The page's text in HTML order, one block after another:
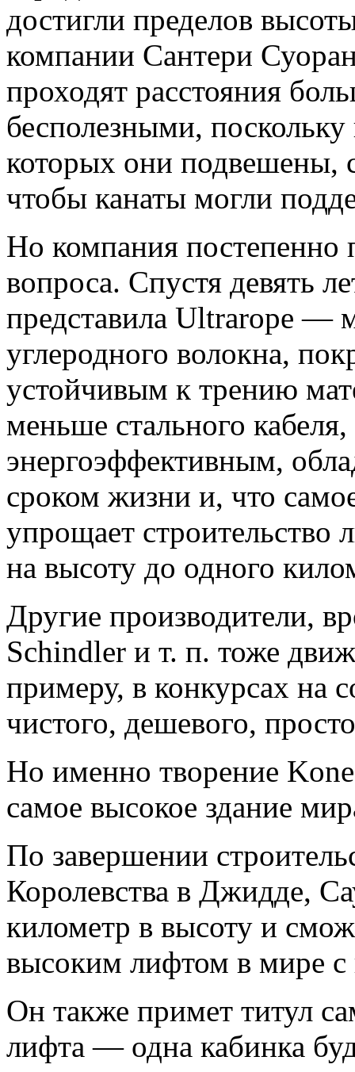
достигли пределов
компании Сантери
проходят расстояния
бесполезными, поскольку
которых они подвешены,
чтобы канаты могли
Но компания постепенно
вопроса. Спустя девять
представила Ultrarope —
углеродного волокна,
устойчивым к трению
меньше стального кабеля,
энергоэффективным,
сроком жизни и, что
упрощает строительство
на высоту до одного
Другие производители,
Schindler и т. п. тоже
примеру, в конкурсах на
чистого, дешевого,
Но именно творение
самое высокое здание
По завершении
Королевства в Джидде,
километр в высоту и
высоким лифтом в мире с
Он также примет титул
лифта — одна кабинка